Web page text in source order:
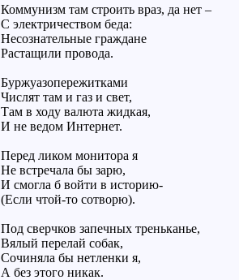
Коммунизм там строить враз, да нет –
С электричеством беда:
Несознательные граждане
Растащили провода.
Буржуазопережитками
Числят там и газ и свет,
Там в ходу валюта жидкая,
И не ведом Интернет.
Перед ликом монитора я
Не встречала бы зарю,
И смогла б войти в историю-
(Если чтой-то сотворю).
Под сверчков запечных треньканье,
Вялый перелай собак,
Сочиняла бы нетленки я,
А без этого никак.